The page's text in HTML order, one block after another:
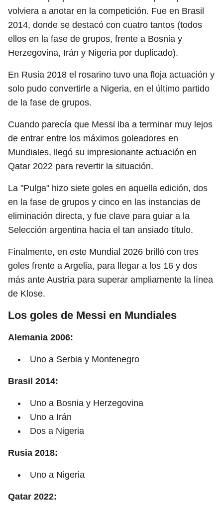
volviera a anotar en la competición. Fue en Brasil
2014, donde se destacó con cuatro tantos (todos
ellos en la fase de grupos, frente a Bosnia y
Herzegovina, Irán y Nigeria por duplicado).
En Rusia 2018 el rosarino tuvo una floja actuación y
solo pudo convertirle a Nigeria, en el último partido
de la fase de grupos.
Cuando parecía que Messi iba a terminar muy lejos
de entrar entre los máximos goleadores en
Mundiales, llegó su impresionante actuación en
Qatar 2022 para revertir la situación.
La "Pulga" hizo siete goles en aquella edición, dos
en la fase de grupos y cinco en las instancias de
eliminación directa, y fue clave para guiar a la
Selección argentina hacia el tan ansiado título.
Finalmente, en este Mundial 2026 brilló con tres
goles frente a Argelia, para llegar a los 16 y dos
más ante Austria para superar ampliamente la línea
de Klose.
Los goles de Messi en Mundiales
Alemania 2006:
Uno a Serbia y Montenegro
Brasil 2014:
Uno a Bosnia y Herzegovina
Uno a Irán
Dos a Nigeria
Rusia 2018:
Uno a Nigeria
Qatar 2022: